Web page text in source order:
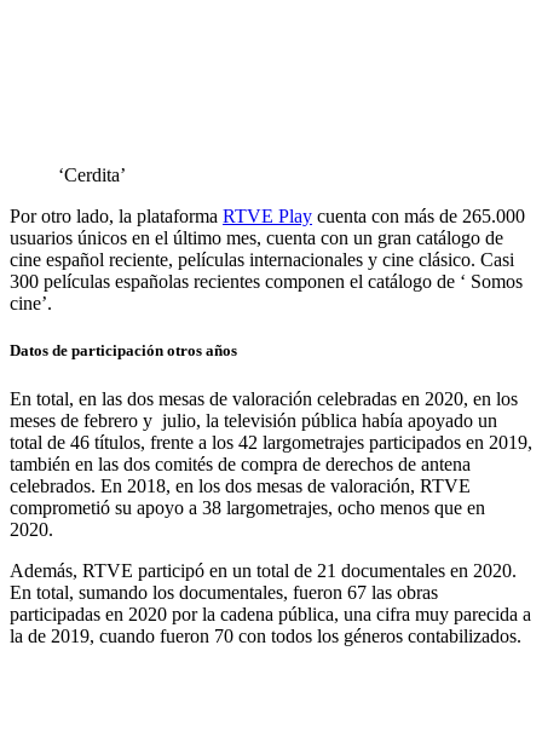
‘Cerdita’
Por otro lado, la plataforma RTVE Play cuenta con más de 265.000
usuarios únicos en el último mes, cuenta con un gran catálogo de
cine español reciente, películas internacionales y cine clásico. Casi
300 películas españolas recientes componen el catálogo de ‘ Somos
cine’.
Datos de participación otros años
En total, en las dos mesas de valoración celebradas en 2020, en los
meses de febrero y julio, la televisión pública había apoyado un
total de 46 títulos, frente a los 42 largometrajes participados en 2019,
también en las dos comités de compra de derechos de antena
celebrados. En 2018, en los dos mesas de valoración, RTVE
comprometió su apoyo a 38 largometrajes, ocho menos que en
2020.
Además, RTVE participó en un total de 21 documentales en 2020.
En total, sumando los documentales, fueron 67 las obras
participadas en 2020 por la cadena pública, una cifra muy parecida a
la de 2019, cuando fueron 70 con todos los géneros contabilizados.